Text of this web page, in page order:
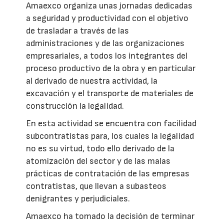
Amaexco organiza unas jornadas dedicadas
a seguridad y productividad con el objetivo
de trasladar a través de las
administraciones y de las organizaciones
empresariales, a todos los integrantes del
proceso productivo de la obra y en particular
al derivado de nuestra actividad, la
excavación y el transporte de materiales de
construcción la legalidad.
En esta actividad se encuentra con facilidad
subcontratistas para, los cuales la legalidad
no es su virtud, todo ello derivado de la
atomización del sector y de las malas
prácticas de contratación de las empresas
contratistas, que llevan a subasteos
denigrantes y perjudiciales.
Amaexco ha tomado la decisión de terminar